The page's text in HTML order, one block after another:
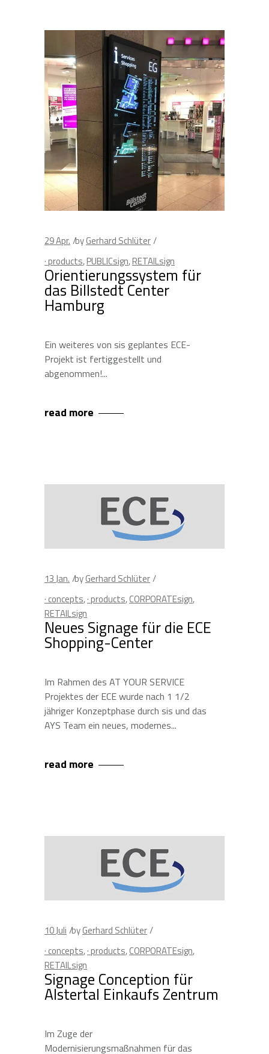
29Apr. byGerhard Schlüter
· products,PUBLICsign,RETAILsign
Orientierungssystem für
das Billstedt Center
Hamburg
Ein weiteres von sis geplantes ECE-
Projekt ist fertiggestellt und
abgenommen!
read more
13Jan. byGerhard Schlüter
· concepts,· products,CORPORATEsign,
RETAILsign
Neues Signage für die ECE
Shopping-Center
Im Rahmen des AT YOUR SERVICE
Projektes der ECE wurde nach 1 1/2
jähriger Konzeptphase durch sis und das
AYS Team ein neues, modernes
read more
10Juli byGerhard Schlüter
· concepts,· products,CORPORATEsign,
RETAILsign
Signage Conception für
Alstertal Einkaufs Zentrum
Im Zuge der
Modernisierungsmaßnahmen für das